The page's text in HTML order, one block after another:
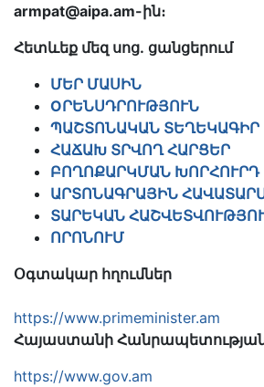
armpat@aipa.am-ին։
Հետևեք մեզ սոց․ ցանցերում
ՄԵՐ ՄԱՍԻՆ
OՐԵՆՍԴՐՈՒԹՅՈՒՆ
ՊԱՇՏՈՆԱԿԱՆ ՏԵՂԵԿԱԳԻՐ
ՀԱՃԱԽ ՏՐՎՈՂ ՀԱՐՑԵՐ
ԲՈՂՈՔԱՐԿՄԱՆ ԽՈՐՀՈՒՐԴ
ԱՐՏՈՆԱԳՐԱՅԻՆ
ՏԱՐԵԿԱՆ
ՈՐՈՆՈՒՄ
Օգտակար հղումներ
https://www.primeminister.am
Հայաստանի
https://www.gov.am